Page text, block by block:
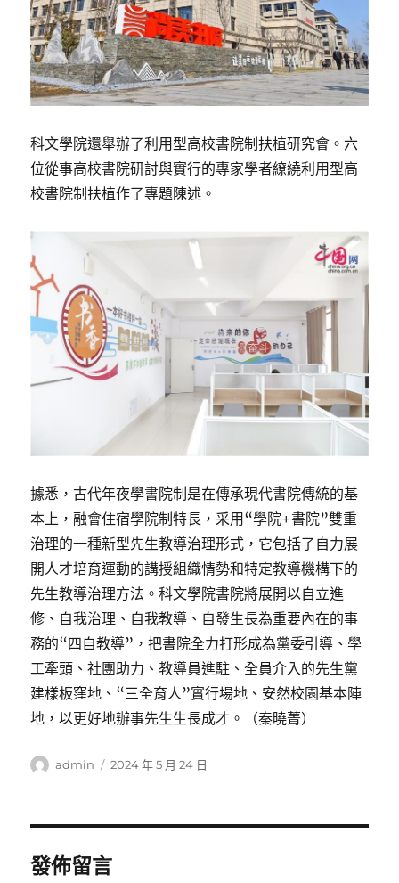
科文學院還舉辦了利用型高校書院制扶植研究會。六
位從事高校書院研討與實行的專家學者繚繞利用型高
校書院制扶植作了專題陳述。
據悉，古代年夜學書院制是在傳承現代書院傳統的基
本上，融會住宿學院制特長，采用“學院+書院”雙重
治理的一種新型先生教導治理形式，它包括了自力展
開人才培育運動的講授組織情勢和特定教導機構下的
先生教導治理方法。科文學院書院將展開以自立進
修、自我治理、自我教導、自發生長為重要內在的事
務的“四自教導”，把書院全力打形成為黨委引導、學
工牽頭、社團助力、教導員進駐、全員介入的先生黨
建樣板窪地、“三全育人”實行場地、安然校園基本陣
地，以更好地辦事先生生長成才。（秦曉菁）
作
admin
發
2024 年 5 月 24 日
發佈留言